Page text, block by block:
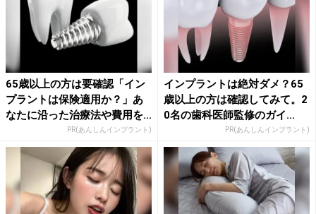
65歳以上の方は要確認「イン
プラントは保険適用か？」あ
なたに沿った治療法や費用を...
PR(あんしんインプラント)
インプラントは絶対ダメ？65
歳以上の方は確認してみて。2
0名の歯科医師監修のガイ...
PR(あんしんインプラント)